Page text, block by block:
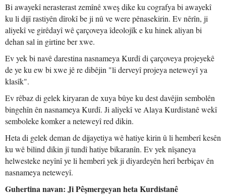
Bi awayekî nerasterast zemînê xweş dike ku cografya bi awayekî
ku li dijî rastiyên dîrokî be ji nû ve were pênasekirin. Ev nêrîn, ji
aliyekî ve girêdayî wê çarçoveya îdeolojîk e ku hinek aliyan bi
dehan sal in girtine ber xwe.
Ev yek bi navê darestina nasnameya Kurdî di çarçoveya projeyekê
de ye ku ew bi xwe jê re dibêjin "li derveyî projeya neteweyî ya
klasîk".
Ev rêbaz di gelek kiryaran de xuya bûye ku dest davêjin sembolên
bingehîn ên nasnameya Kurdî. Ji aliyekî ve Alaya Kurdistanê wekî
semboleke komker a neteweyî red dikin.
Heta di gelek deman de dijayetiya wê hatiye kirin û li hemberî kesên
ku wê bilind dikin jî tundî hatiye bikaranîn. Ev yek nîşaneya
helwesteke neyînî ye li hemberî yek ji diyardeyên herî berbiçav ên
nasnameya neteweyî.
Guhertina navan: Ji Pêşmergeyan heta Kurdistanê